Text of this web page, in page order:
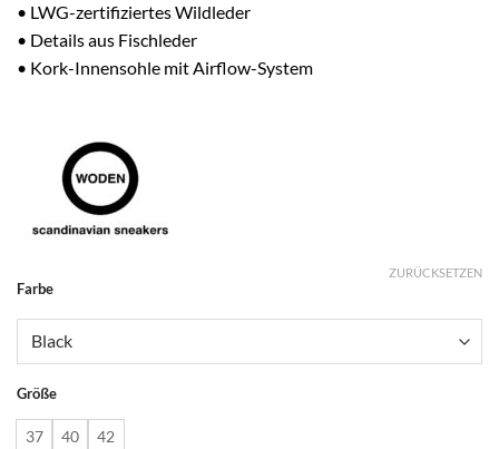
• LWG-zertifiziertes Wildleder
• Details aus Fischleder
• Kork-Innensohle mit Airflow-System
Farbe
Größe
37 40 42
ZURÜCKSETZEN
Alternative: